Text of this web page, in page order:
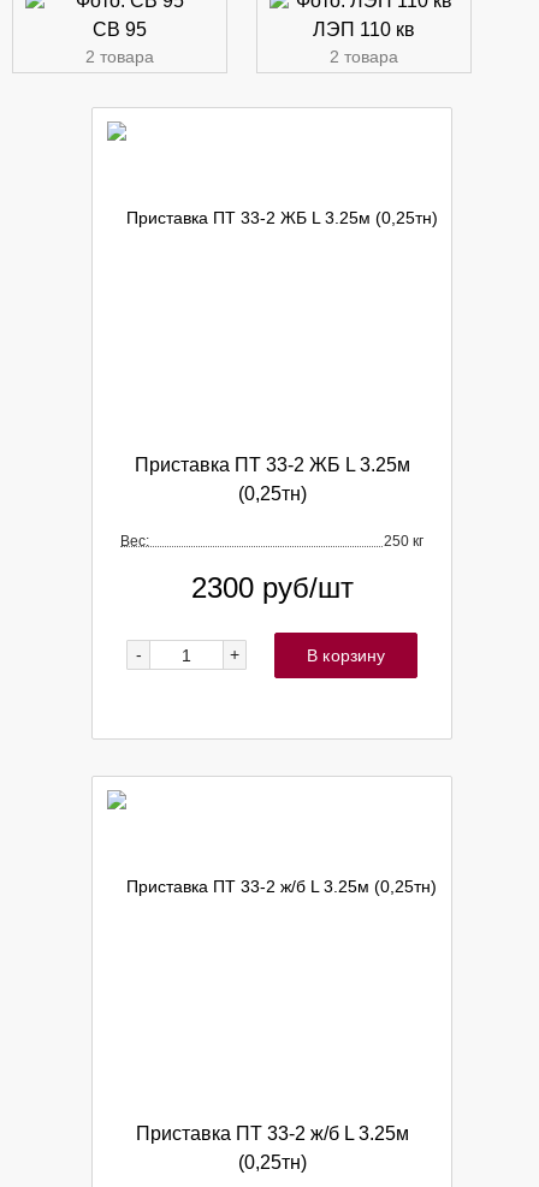
СВ 95
2 товара
ЛЭП 110 кв
2 товара
Приставка ПТ 33-2 ЖБ L 3.25м
(0,25тн)
Вес: 250 кг
2300 руб/шт
- + В корзину
Приставка ПТ 33-2 ж/б L 3.25м
(0,25тн)